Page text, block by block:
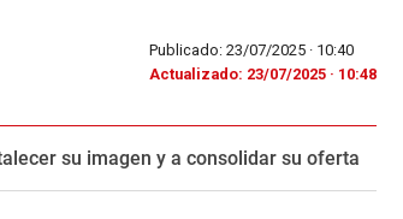
Publicado: 23/07/2025 · 10:40
Actualizado: 23/07/2025 · 10:48
su imagen y a consolidar su oferta